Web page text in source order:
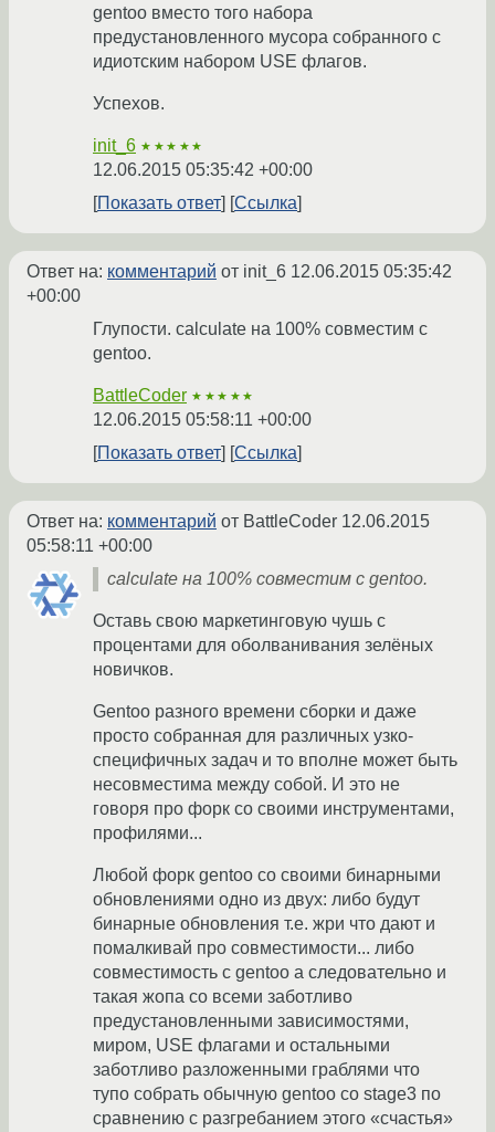
gentoo вместо того набора
предустановленного мусора собранного с
идиотским набором USE флагов.
Успехов.
init_6 ★★★★★
12.06.2015 05:35:42 +00:00
Показать ответ
Ссылка
Ответ на: комментарий от init_6 12.06.2015 05:35:42
+00:00
Глупости. calculate на 100% совместим с
gentoo.
BattleCoder ★★★★★
12.06.2015 05:58:11 +00:00
Показать ответ
Ссылка
Ответ на: комментарий от BattleCoder 12.06.2015
05:58:11 +00:00
calculate на 100% совместим с gentoo.
Оставь свою маркетинговую чушь с
процентами для оболванивания зелёных
новичков.
Gentoo разного времени сборки и даже
просто собранная для различных узко-
специфичных задач и то вполне может быть
несовместима между собой. И это не
говоря про форк со своими инструментами,
профилями...
Любой форк gentoo со своими бинарными
обновлениями одно из двух: либо будут
бинарные обновления т.е. жри что дают и
помалкивай про совместимости... либо
совместимость с gentoo а следовательно и
такая жопа со всеми заботливо
предустановленными зависимостями,
миром, USE флагами и остальными
заботливо разложенными граблями что
тупо собрать обычную gentoo со stage3 по
сравнению с разгребанием этого «счастья»